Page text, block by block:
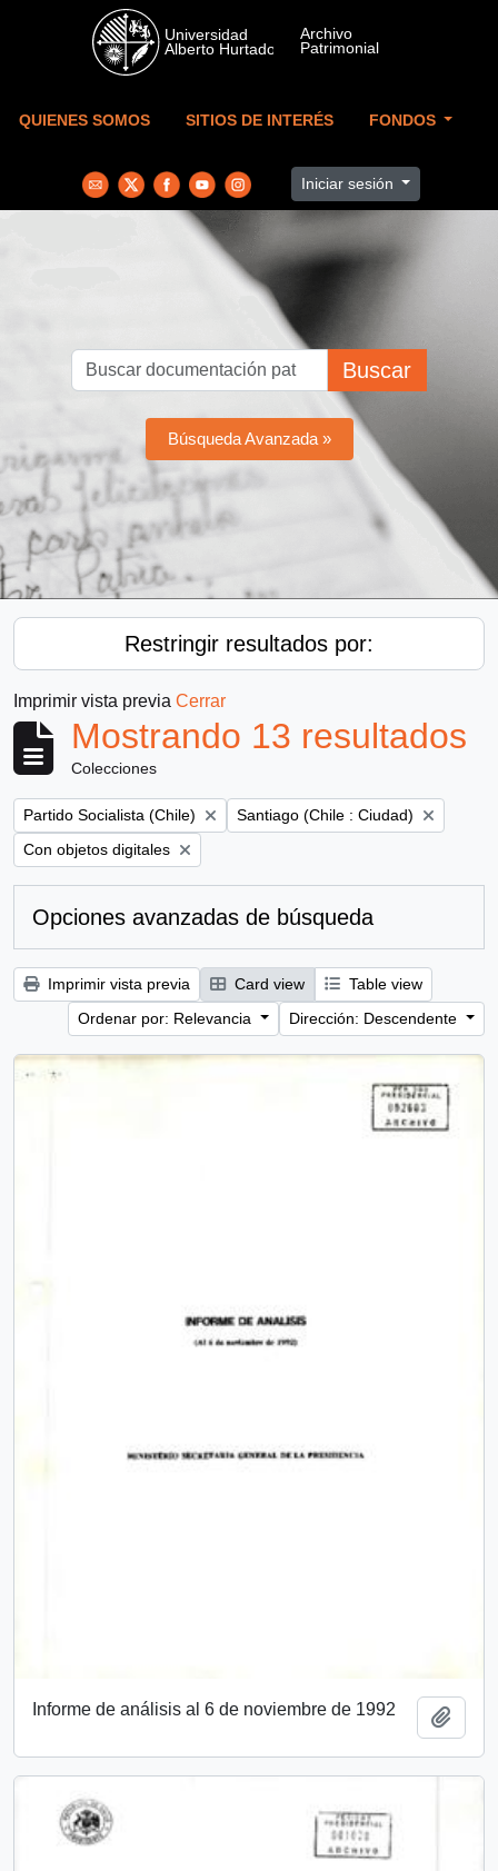
Skip to main content
QUIENES SOMOS SITIOS DE INTERÉS FONDOS
Iniciar sesión
Buscar
Búsqueda Avanzada »
Restringir resultados por:
Imprimir vista previa Cerrar
Mostrando 13 resultados
Colecciones
Remove filter:
Partido Socialista (Chile) Remove filter:
Santiago (Chile : Ciudad)
Remove filter:
Con objetos digitales
Opciones avanzadas de búsqueda
Imprimir vista previa Card view
Table view
Ordenar por: Relevancia
Dirección: Descendente
Informe de análisis al 6 de noviembre de 1992